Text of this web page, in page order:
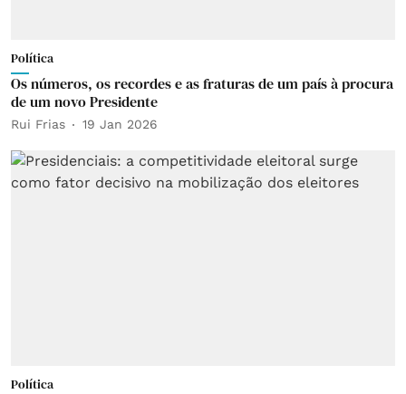
Política
Os números, os recordes e as fraturas de um país à procura
de um novo Presidente
Rui Frias 19 Jan 2026
Política